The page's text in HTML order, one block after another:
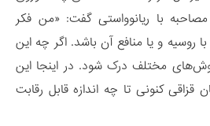
با ریانوواستی گفت: «من فکر
روسیه و یا منافع آن باشد. اگر چه این
مختلف درک شود. در اینجا این
کنونی تا چه اندازه قابل رقابت